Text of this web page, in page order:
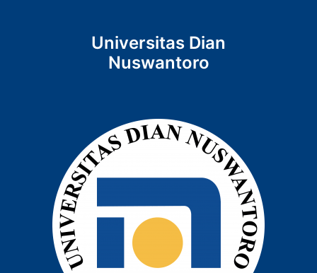
Universitas Dian
Nuswantoro